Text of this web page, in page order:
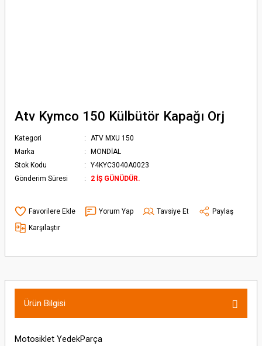
Atv Kymco 150 Külbütör Kapağı Orj
Kategori
ATV MXU 150
Marka
MONDİAL
Stok Kodu
Y4KYC3040A0023
Gönderim Süresi
2 İŞ GÜNÜDÜR.
Yorum Yap Tavsiye Et
Paylaş
Karşılaştır
Ürün Bilgisi
Motosiklet YedekParça